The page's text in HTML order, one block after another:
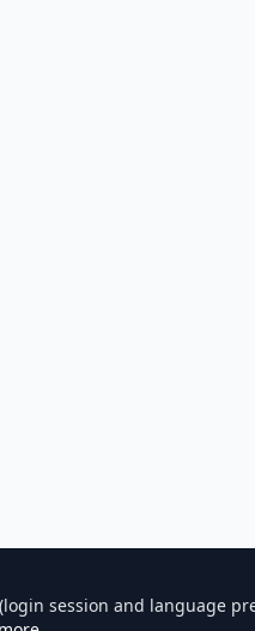
session and language